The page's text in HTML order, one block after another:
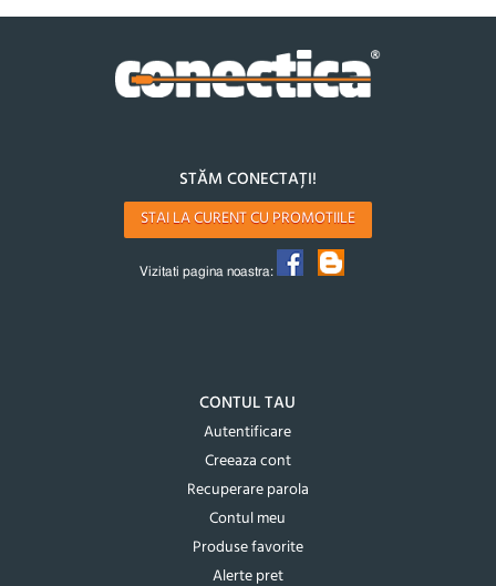
STĂM CONECTAȚI!
STAI LA CURENT CU PROMOTIILE
Vizitati pagina noastra:
CONTUL TAU
Autentificare
Creeaza cont
Recuperare parola
Contul meu
Produse favorite
Alerte pret